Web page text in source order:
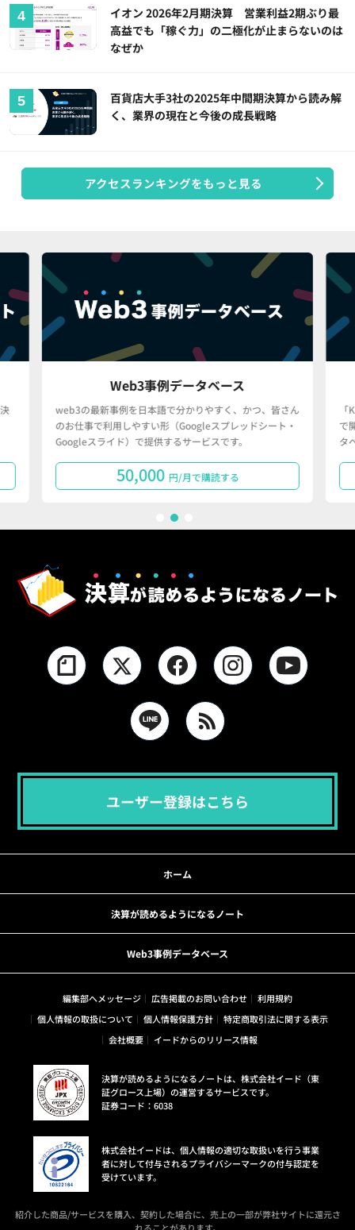
イオン 2026年2月期決算 営業利益2期ぶり最
高益でも「稼ぐ力」の二極化が止まらないのは
なぜか
百貨店大手3社の2025年中間期決算から読み解
く、業界の現在と今後の成長戦略
アクセスランキングをもっと見る
Web3事例データベース
web3の最新事例を日本語で分かりやすく、かつ、皆さん
のお仕事で利用しやすい形（Googleスプレッドシート・
Googleスライド）で提供するサービスです。
50,000 円/月で購読する
で
タ
ユーザー登録はこちら
ホーム
決算が読めるようになるノート
Web3事例データベース
編集部へメッセージ 広告掲載のお問い合わせ
利用規約
個人情報の取扱について
個人情報保護方針
特定商取引法に関する表示
会社概要
イードからのリリース情報
決算が読めるようになるノートは、株式会社イード（東
証グロース上場）の運営するサービスです。
証券コード：6038
株式会社イードは、個人情報の適切な取扱いを行う事業
者に対して付与されるプライバシーマークの付与認定を
受けています。
紹介した商品/サービスを購入、契約した場合に、売上の一部が弊社サイトに還元さ